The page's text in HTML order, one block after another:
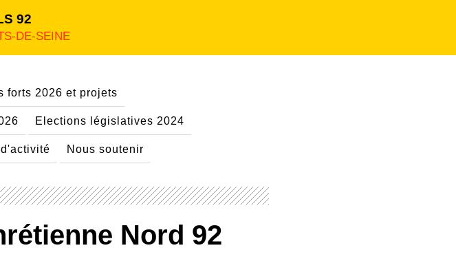
92
DE-SEINE
forts 2026 et projets
Elections législatives 2024
Nous soutenir
Nord 92